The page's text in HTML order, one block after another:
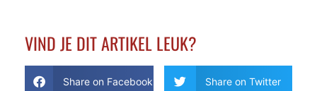
VIND JE DIT ARTIKEL LEUK?
Share on Facebook Share on Twitter